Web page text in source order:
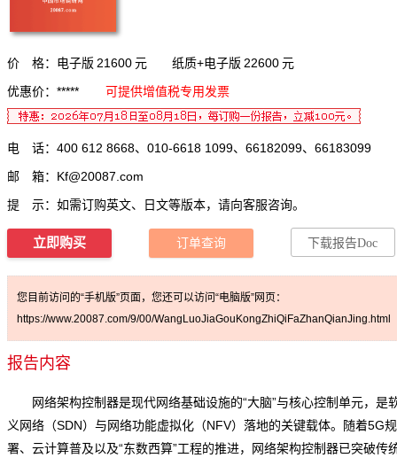
价 格：电子版 21600 元 纸质+电子版 22600 元
优惠价：*****
可提供增值税专用发票
电 话：400 612 8668、010-6618 1099、66182099、66183099
邮 箱： Kf@20087.com
提 示：如需订购英文、日文等版本，请向客服咨询。
立即购买 订单查询 下载报告Doc
您目前访问的“手机版”页面，您还可以访问“电脑版”网页：
https://www.20087.com/9/00/WangLuoJiaGouKongZhiQiFaZhanQianJing.html
报告内容
网络架构控制器是现代网络基础设施的“大脑”与核心控制单元，是
义网络（SDN）与网络功能虚拟化（NFV）落地的关键载体。随着5G
署、云计算普及以及“东数西算”工程的推进，网络架构控制器已突破传